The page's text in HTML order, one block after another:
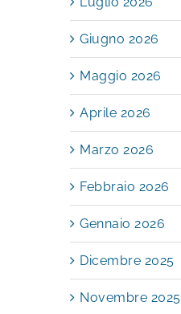
Luglio 2026
Giugno 2026
Maggio 2026
Aprile 2026
Marzo 2026
Febbraio 2026
Gennaio 2026
Dicembre 2025
Novembre 2025